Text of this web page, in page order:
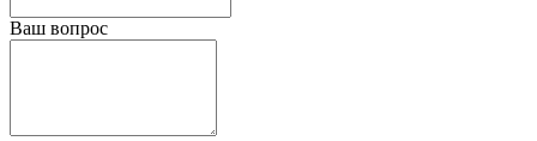
Ваш вопрос